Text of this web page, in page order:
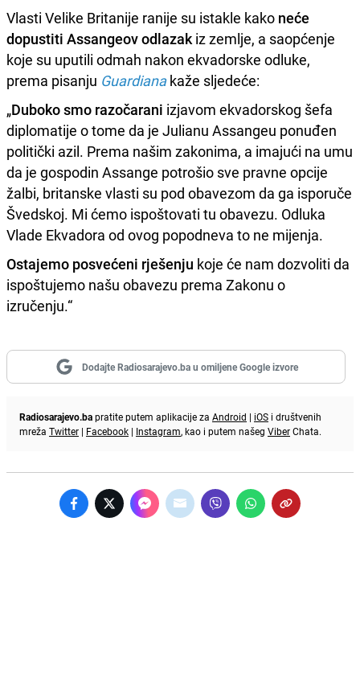
Vlasti Velike Britanije ranije su istakle kako neće
dopustiti Assangeov odlazak iz zemlje, a saopćenje
koje su uputili odmah nakon ekvadorske odluke,
prema pisanju Guardianakaže sljedeće:
„Duboko smo razočarani izjavom ekvadorskog šefa
diplomatije o tome da je Julianu Assangeu ponuđen
politički azil. Prema našim zakonima, a imajući na umu
da je gospodin Assange potrošio sve pravne opcije
žalbi, britanske vlasti su pod obavezom da ga isporuče
Švedskoj. Mi ćemo ispoštovati tu obavezu. Odluka
Vlade Ekvadora od ovog popodneva to ne mijenja.
Ostajemo posvećeni rješenju koje će nam dozvoliti da
ispoštujemo našu obavezu prema Zakonu o
izručenju.“
Dodajte Radiosarajevo.ba u omiljene Google izvore
Radiosarajevo.bapratite putem aplikacije za Android | iOS i društvenih
mreža Twitter | Facebook | Instagram, kao i putem našeg ViberChata.